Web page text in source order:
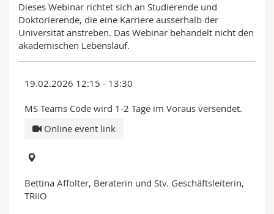
Dieses Webinar richtet sich an Studierende und
Doktorierende, die eine Karriere ausserhalb der
Universität anstreben. Das Webinar behandelt nicht den
akademischen Lebenslauf.
19.02.2026 12:15 - 13:30
MS Teams Code wird 1-2 Tage im Voraus versendet.
Online event link
Bettina Affolter, Beraterin und Stv. Geschäftsleiterin,
TRiiO